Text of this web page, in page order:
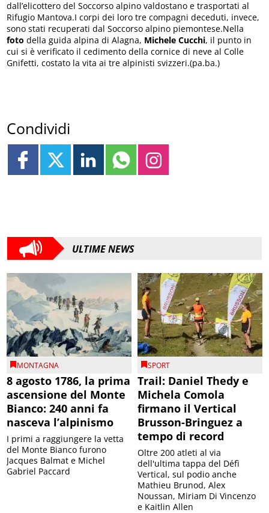
dall’elicottero del Soccorso alpino valdostano e trasportati al
Rifugio Mantova.I corpi dei loro tre compagni deceduti, invece,
sono stati recuperati dal Soccorso alpino piemontese.Nella
foto della guida alpina di Alagna, Michele Cucchi, il punto in
cui si è verificato il cedimento della cornice di neve al Colle
Gnifetti, costato la vita ai tre alpinisti svizzeri.(pa.ba.)
Condividi
ULTIME NEWS
MONTAGNA
8 agosto 1786, la prima
ascensione del Monte
Bianco: 240 anni fa
nasceva l’alpinismo
I primi a raggiungere la vetta
del Monte Bianco furono
Jacques Balmat e Michel
Gabriel Paccard
SPORT
Trail: Daniel Thedy e
Michela Comola
firmano il Vertical
Brusson-Bringuez a
tempo di record
Oltre 200 atleti al via
dell'ultima tappa del Défì
Vertical, sul podio anche
Mathieu Brunod, Alex
Noussan, Miriam Di Vincenzo
e Kaitlin Allen